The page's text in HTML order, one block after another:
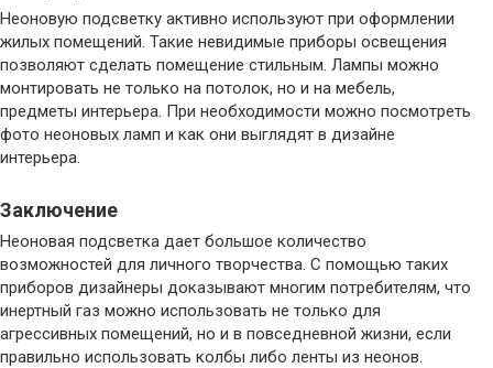
Неоновую подсветку активно используют при оформлении
жилых помещений. Такие невидимые приборы освещения
позволяют сделать помещение стильным. Лампы можно
монтировать не только на потолок, но и на мебель,
предметы интерьера. При необходимости можно посмотреть
фото неоновых ламп и как они выглядят в дизайне
интерьера.
Заключение
Неоновая подсветка дает большое количество
возможностей для личного творчества. С помощью таких
приборов дизайнеры доказывают многим потребителям, что
инертный газ можно использовать не только для
агрессивных помещений, но и в повседневной жизни, если
правильно использовать колбы либо ленты из неонов.